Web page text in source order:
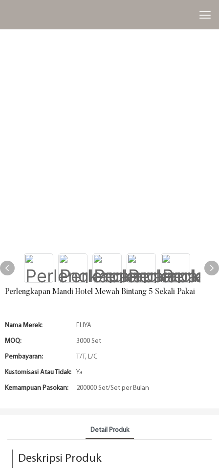
Perlengkapan Mandi Hotel Mewah Bintang 5 Sekali Pakai
Nama Merek: ELIYA
MOQ: 3000 Set
Pembayaran: T/T, L/C
Kustomisasi Atau Tidak: Ya
Kemampuan Pasokan: 200000 Set/Set per Bulan
Detail Produk
Deskripsi Produk